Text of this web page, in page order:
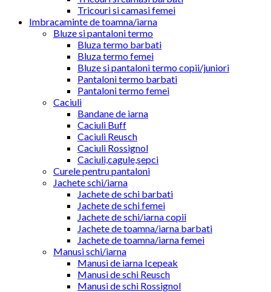
Tricouri si camasi femei
Imbracaminte de toamna/iarna
Bluze si pantaloni termo
Bluza termo barbati
Bluza termo femei
Bluze si pantaloni termo copii/juniori
Pantaloni termo barbati
Pantaloni termo femei
Caciuli
Bandane de iarna
Caciuli Buff
Caciuli Reusch
Caciuli Rossignol
Caciuli,cagule,sepci
Curele pentru pantaloni
Jachete schi/iarna
Jachete de schi barbati
Jachete de schi femei
Jachete de schi/iarna copii
Jachete de toamna/iarna barbati
Jachete de toamna/iarna femei
Manusi schi/iarna
Manusi de iarna Icepeak
Manusi de schi Reusch
Manusi de schi Rossignol